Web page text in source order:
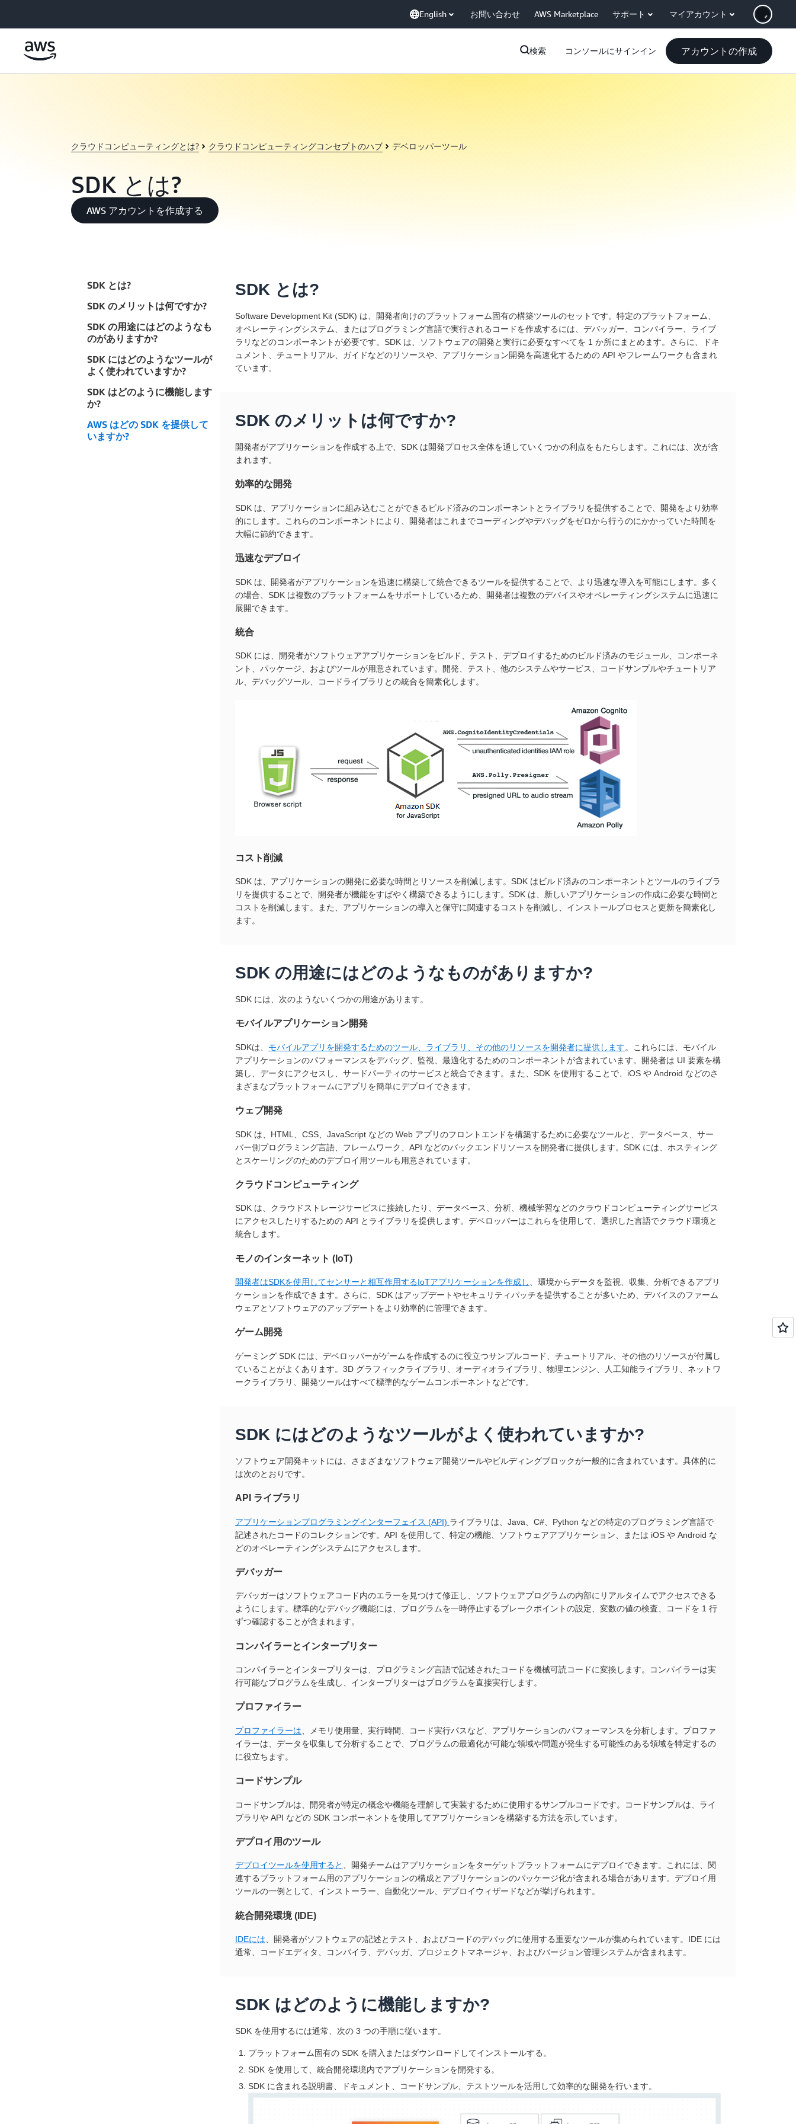
English お問い合わせ AWS Marketplace サポート マイアカウント
検索 コンソールにサインイン アカウントの作成
クラウドコンピューティングとは? クラウドコンピューティングコンセプトのハブ デベロッパーツール
SDK とは?
AWS アカウントを作成する
SDK とは?
SDK のメリットは何ですか?
SDK の用途にはどのようなも
のがありますか?
SDK にはどのようなツールが
よく使われていますか?
SDK はどのように機能します
か?
AWS はどの SDK を提供して
いますか?
SDK とは?
Software Development Kit (SDK) は、開発者向けのプラットフォーム固有の構築ツールのセットです。特定のプラットフォーム、
オペレーティングシステム、またはプログラミング言語で実行されるコードを作成するには、デバッガー、コンパイラー、ライブ
ラリなどのコンポーネントが必要です。SDK は、ソフトウェアの開発と実行に必要なすべてを 1 か所にまとめます。さらに、ドキ
ュメント、チュートリアル、ガイドなどのリソースや、アプリケーション開発を高速化するための API やフレームワークも含まれ
ています。
SDK のメリットは何ですか?
開発者がアプリケーションを作成する上で、SDK は開発プロセス全体を通していくつかの利点をもたらします。これには、次が含
まれます。
効率的な開発
SDK は、アプリケーションに組み込むことができるビルド済みのコンポーネントとライブラリを提供することで、開発をより効率
的にします。これらのコンポーネントにより、開発者はこれまでコーディングやデバッグをゼロから行うのにかかっていた時間を
大幅に節約できます。
迅速なデプロイ
SDK は、開発者がアプリケーションを迅速に構築して統合できるツールを提供することで、より迅速な導入を可能にします。多く
の場合、SDK は複数のプラットフォームをサポートしているため、開発者は複数のデバイスやオペレーティングシステムに迅速に
展開できます。
統合
SDK には、開発者がソフトウェアアプリケーションをビルド、テスト、デプロイするためのビルド済みのモジュール、コンポーネ
ント、パッケージ、およびツールが用意されています。開発、テスト、他のシステムやサービス、コードサンプルやチュートリア
ル、デバッグツール、コードライブラリとの統合を簡素化します。
コスト削減
SDK は、アプリケーションの開発に必要な時間とリソースを削減します。SDK はビルド済みのコンポーネントとツールのライブラ
リを提供することで、開発者が機能をすばやく構築できるようにします。SDK は、新しいアプリケーションの作成に必要な時間と
コストを削減します。また、アプリケーションの導入と保守に関連するコストを削減し、インストールプロセスと更新を簡素化し
ます。
SDK の用途にはどのようなものがありますか?
SDK には、次のようないくつかの用途があります。
モバイルアプリケーション開発
SDKは、 モバイルアプリを開発するためのツール、ライブラリ、その他のリソースを開発者に提供します。これらには、モバイル
アプリケーションのパフォーマンスをデバッグ、監視、最適化するためのコンポーネントが含まれています。開発者は UI 要素を構
築し、データにアクセスし、サードパーティのサービスと統合できます。また、SDK を使用することで、iOS や Android などのさ
まざまなプラットフォームにアプリを簡単にデプロイできます。
ウェブ開発
SDK は、HTML、CSS、JavaScript などの Web アプリのフロントエンドを構築するために必要なツールと、データベース、サー
バー側プログラミング言語、フレームワーク、API などのバックエンドリソースを開発者に提供します。SDK には、ホスティング
とスケーリングのためのデプロイ用ツールも用意されています。
クラウドコンピューティング
SDK は、クラウドストレージサービスに接続したり、データベース、分析、機械学習などのクラウドコンピューティングサービス
にアクセスしたりするための API とライブラリを提供します。デベロッパーはこれらを使用して、選択した言語でクラウド環境と
統合します。
モノのインターネット (IoT)
開発者はSDKを使用してセンサーと相互作用するIoTアプリケーションを作成し
、環境からデータを監視、収集、分析できるアプリ
ケーションを作成できます。さらに、SDK はアップデートやセキュリティパッチを提供することが多いため、デバイスのファーム
ウェアとソフトウェアのアップデートをより効率的に管理できます。
ゲーム開発
ゲーミング SDK には、デベロッパーがゲームを作成するのに役立つサンプルコード、チュートリアル、その他のリソースが付属し
ていることがよくあります。3D グラフィックライブラリ、オーディオライブラリ、物理エンジン、人工知能ライブラリ、ネットワ
ークライブラリ、開発ツールはすべて標準的なゲームコンポーネントなどです。
SDK にはどのようなツールがよく使われていますか?
ソフトウェア開発キットには、さまざまなソフトウェア開発ツールやビルディングブロックが一般的に含まれています。具体的に
は次のとおりです。
API ライブラリ
アプリケーションプログラミングインターフェイス (API) ライブラリは、Java、C#、Python などの特定のプログラミング言語で
記述されたコードのコレクションです。API を使用して、特定の機能、ソフトウェアアプリケーション、または iOS や Android な
どのオペレーティングシステムにアクセスします。
デバッガー
デバッガーはソフトウェアコード内のエラーを見つけて修正し、ソフトウェアプログラムの内部にリアルタイムでアクセスできる
ようにします。標準的なデバッグ機能には、プログラムを一時停止するブレークポイントの設定、変数の値の検査、コードを 1 行
ずつ確認することが含まれます。
コンパイラーとインタープリター
コンパイラーとインタープリターは、プログラミング言語で記述されたコードを機械可読コードに変換します。コンパイラーは実
行可能なプログラムを生成し、インタープリターはプログラムを直接実行します。
プロファイラー
プロファイラーは 、メモリ使用量、実行時間、コード実行パスなど、アプリケーションのパフォーマンスを分析します。プロファ
イラーは、データを収集して分析することで、プログラムの最適化が可能な領域や問題が発生する可能性のある領域を特定するの
に役立ちます。
コードサンプル
コードサンプルは、開発者が特定の概念や機能を理解して実装するために使用するサンプルコードです。コードサンプルは、ライ
ブラリや API などの SDK コンポーネントを使用してアプリケーションを構築する方法を示しています。
デプロイ用のツール
デプロイツールを使用すると 、開発チームはアプリケーションをターゲットプラットフォームにデプロイできます。これには、関
連するプラットフォーム用のアプリケーションの構成とアプリケーションのパッケージ化が含まれる場合があります。デプロイ用
ツールの一例として、インストーラー、自動化ツール、デプロイウィザードなどが挙げられます。
統合開発環境 (IDE)
IDEには 、開発者がソフトウェアの記述とテスト、およびコードのデバッグに使用する重要なツールが集められています。IDE には
通常、コードエディタ、コンパイラ、デバッガ、プロジェクトマネージャ、およびバージョン管理システムが含まれます。
SDK はどのように機能しますか?
SDK を使用するには通常、次の 3 つの手順に従います。
プラットフォーム固有の SDK を購入またはダウンロードしてインストールする。
SDK を使用して、統合開発環境内でアプリケーションを開発する。
SDK に含まれる説明書、ドキュメント、コードサンプル、テストツールを活用して効率的な開発を行います。